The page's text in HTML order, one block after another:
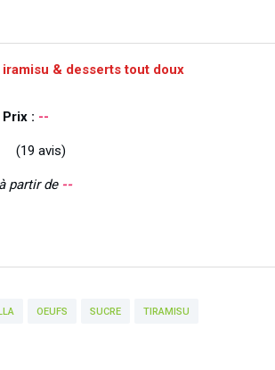
iramisu & desserts tout doux
Prix : --
(19 avis)
partir de --
OEUFS SUCRE TIRAMISU